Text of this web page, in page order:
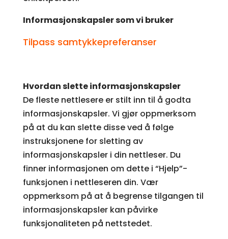
Informasjonskapsler som vi bruker
Tilpass samtykkepreferanser
Hvordan slette informasjonskapsler
De fleste nettlesere er stilt inn til å godta
informasjonskapsler. Vi gjør oppmerksom
på at du kan slette disse ved å følge
instruksjonene for sletting av
informasjonskapsler i din nettleser. Du
finner informasjonen om dette i “Hjelp”-
funksjonen i nettleseren din. Vær
oppmerksom på at å begrense tilgangen til
informasjonskapsler kan påvirke
funksjonaliteten på nettstedet.